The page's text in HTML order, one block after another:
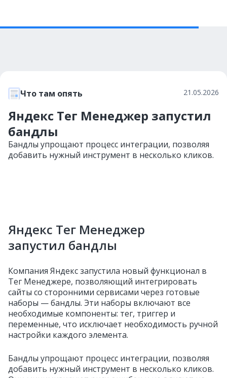
Что там опять 21.05.2026
Яндекс Тег Менеджер запустил
бандлы
Бандлы упрощают процесс интеграции, позволяя
добавить нужный инструмент в несколько кликов.
Яндекс Тег Менеджер
запустил бандлы
Компания Яндекс запустила новый функционал в
Тег Менеджере, позволяющий интегрировать
сайты со сторонними сервисами через готовые
наборы — бандлы. Эти наборы включают все
необходимые компоненты: тег, триггер и
переменные, что исключает необходимость ручной
настройки каждого элемента.
Бандлы упрощают процесс интеграции, позволяя
добавить нужный инструмент в несколько кликов.